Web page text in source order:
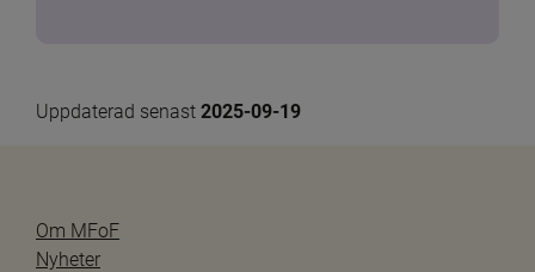
Uppdaterad senast 2025-09-19
Om MFoF
Nyheter